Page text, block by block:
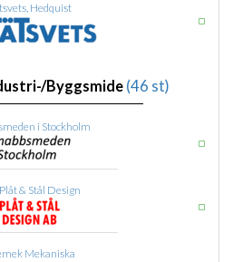
Hedquist
Byggsmide (46 st)
i Stockholm
& Stål Design
Mekaniska